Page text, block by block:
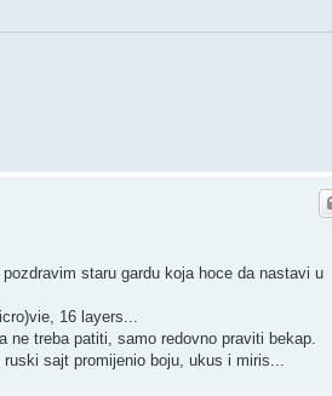
staru gardu koja hoce da nastavi u
16 layers...
treba patiti, samo redovno praviti bekap.
sajt promijenio boju, ukus i miris...